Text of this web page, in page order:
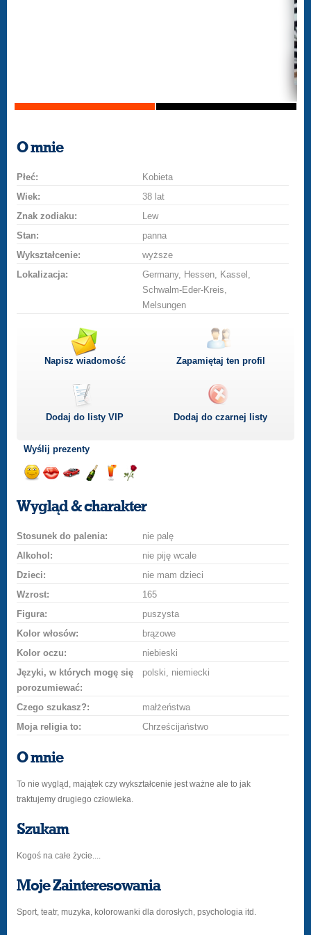
O mnie
Płeć:
Kobieta
Wiek:
38 lat
Znak zodiaku:
Lew
Stan:
panna
Wykształcenie:
wyższe
Lokalizacja:
Germany, Hessen, Kassel,
Schwalm-Eder-Kreis,
Melsungen
Napisz wiadomość Zapamiętaj ten profil
Dodaj do listyVIP Dodaj do czarnej listy
Wyślij prezenty
uśmiech
buziakasamochodem
szampana
drinka
różę
Wygląd & charakter
Stosunek do palenia:
nie palę
Alkohol:
nie piję wcale
Dzieci:
nie mam dzieci
Wzrost:
165
Figura:
puszysta
Kolor włosów:
brązowe
Kolor oczu:
niebieski
Języki, w których mogę się
porozumiewać:
polski, niemiecki
Czego szukasz?:
małżeństwa
Moja religia to:
Chrześcijaństwo
O mnie
To nie wygląd, majątek czy wykształcenie jest ważne ale to jak
traktujemy drugiego człowieka.
Szukam
Kogoś na całe życie....
Moje Zainteresowania
Sport, teatr, muzyka, kolorowanki dla dorosłych, psychologia itd.